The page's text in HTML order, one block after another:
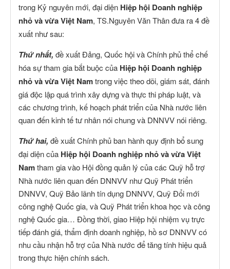
trong Kỷ nguyên mới, đại diện Hiệp hội Doanh nghiệp
nhỏ và vừa Việt Nam, TS.Nguyên Văn Thân đưa ra 4 đề
xuất như sau:
Thứ nhất, đề xuất Đảng, Quốc hội và Chính phủ thể chế
hóa sự tham gia bắt buộc của Hiệp hội Doanh nghiệp
nhỏ và vừa Việt Namtrong việc theo dõi, giám sát, đánh
giá độc lập quá trình xây dựng và thực thi pháp luật, và
các chương trình, kế hoạch phát triển của Nhà nước liên
quan đến kinh tế tư nhân nói chung và DNNVV nói riêng.
Thứ hai, đề xuất Chính phủ ban hành quy định bổ sung
đại diện của Hiệp hội Doanh nghiệp nhỏ và vừa Việt
Namtham gia vào Hội đồng quản lý của các Quỹ hỗ trợ
Nhà nước liên quan đến DNNVV như Quỹ Phát triển
DNNVV, Quỹ Bảo lãnh tín dụng DNNVV, Quỹ Đổi mới
công nghệ Quốc gia, và Quỹ Phát triển khoa học và công
nghệ Quốc gia… Đồng thời, giao Hiệp hội nhiệm vụ trực
tiếp đánh giá, thẩm định doanh nghiệp, hồ sơ DNNVV có
nhu cầu nhận hỗ trợ của Nhà nước để tăng tính hiệu quả
trong thực hiện chính sách.